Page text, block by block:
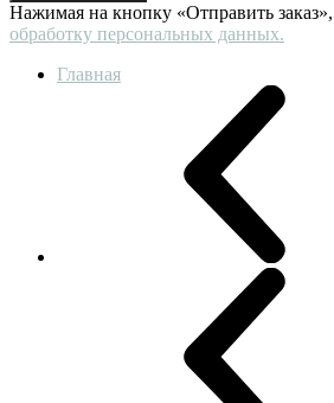
Нажимая на кнопку «Отправить
обработку персональных данных.
Главная